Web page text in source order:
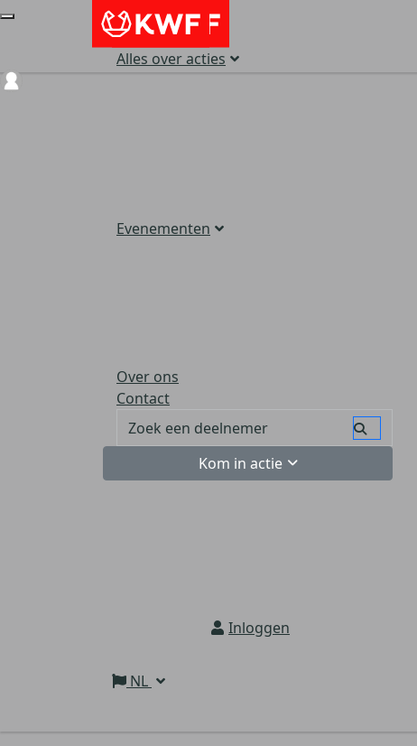
Alles over acties
Evenementen
Over ons
Contact
Kom in actie
Inloggen
NL